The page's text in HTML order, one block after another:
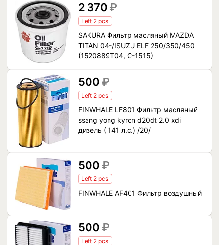
2 370 ₽
Left 2 pcs.
SAKURA Фильтр масляный MAZDA
TITAN 04-/ISUZU ELF 250/350/450
(1520889T04, C-1515)
500 ₽
Left 2 pcs.
FINWHALE LF801 Фильтр масляный
ssang yong kyron d20dt 2.0 xdi
дизель ( 141 л.с.) /20/
500 ₽
Left 2 pcs.
FINWHALE AF401 Фильтр воздушный
500 ₽
Left 2 pcs.